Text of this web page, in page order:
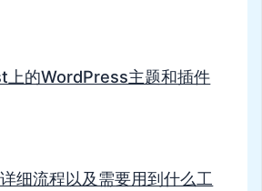
的WordPress主题和插件
细流程以及需要用到什么工